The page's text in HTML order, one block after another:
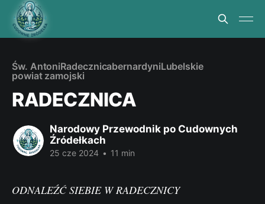
Św. AntoniRadecznicabernardyniLubelskie
powiat zamojski
RADECZNICA
Narodowy Przewodnik po Cudownych
Źródełkach
25 cze 2024 • 11 min
ODNALEŹĆ SIEBIE W RADECZNICY